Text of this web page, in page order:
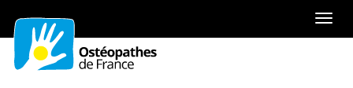
au
contenu
table
de